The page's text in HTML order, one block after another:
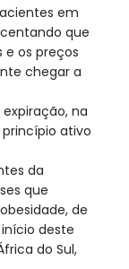
em
que
os preços
chegar a
na
ativo
da
que
de
deste
do Sul,